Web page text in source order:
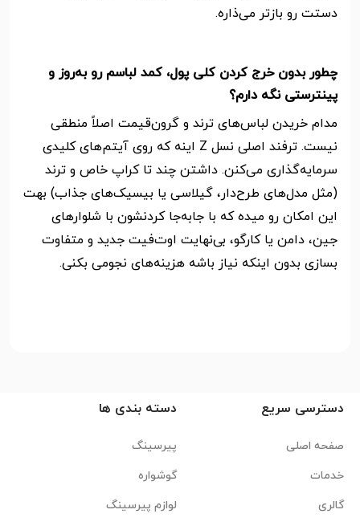
دستت رو بازتر می‌ذاره.
چطور بدون خرج کردن کلی پول، کمد لباسم رو به‌روز و
پینترستی نگه دارم؟
مدام خریدن لباس‌های ترند و گرون‌قیمت اصلاً منطقی
نیست. ترفند اصلی نسل Z اینه که روی آیتم‌های کلیدی
سرمایه‌گذاری می‌کنن. داشتن چند تا کراپ خاص و ترند
(مثل مدل‌های طرح‌دار، گیلاسی یا بیسیک‌های جذاب) بهت
این امکان رو میده که با جابه‌جا کردنشون با شلوارهای
جین، دامن یا کارگو، بی‌نهایت اوت‌فیت جدید و متفاوت
بسازی بدون اینکه نیاز باشه هزینه‌های نجومی بکنی.
دسترسی سریع
صفحه اصلی
خدمات
گالری
دسته بندی ها
پیرسینگ
گوشواره
لوازم پیرسینگ